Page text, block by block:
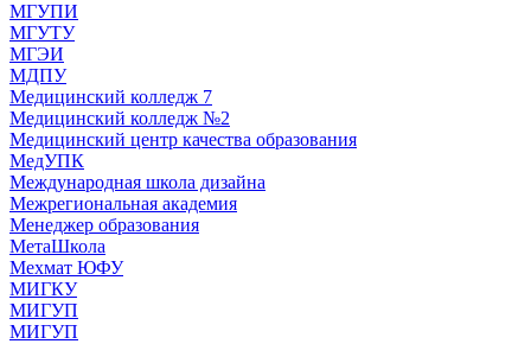
МГУПИ
МГУТУ
МГЭИ
МДПУ
Медицинский колледж 7
Медицинский колледж №2
Медицинский центр качества образования
МедУПК
Международная школа дизайна
Межрегиональная академия
Менеджер образования
МетаШкола
Мехмат ЮФУ
МИГКУ
МИГУП
МИГУП